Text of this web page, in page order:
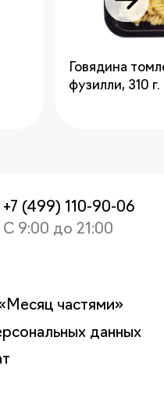
Говядина
фузилли, 310
+7 (499) 110-90-06
С 9:00 до 21:00
частями»
данных